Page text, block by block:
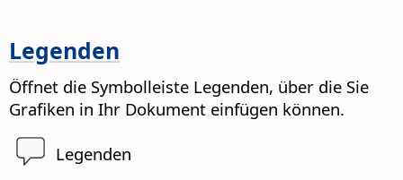
Legenden
Öffnet die Symbolleiste Legenden, über die Sie
Grafiken in Ihr Dokument einfügen können.
Legenden